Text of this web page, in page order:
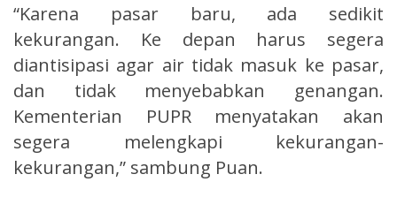
“Karena pasar baru, ada sedikit
kekurangan. Ke depan harus segera
diantisipasi agar air tidak masuk ke pasar,
dan tidak menyebabkan genangan.
Kementerian PUPR menyatakan akan
segera melengkapi kekurangan-
kekurangan,” sambung Puan.